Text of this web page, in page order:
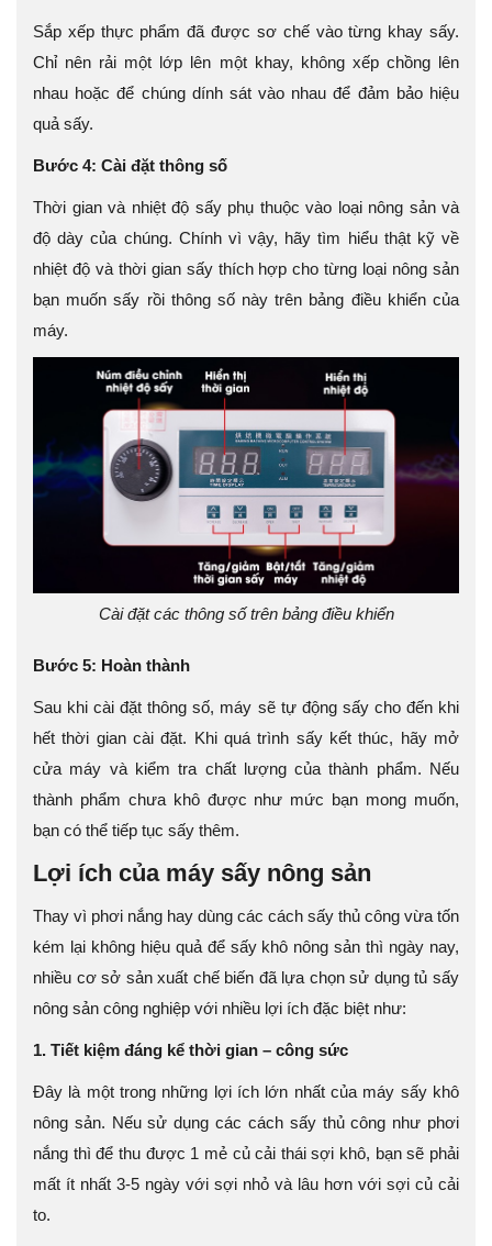
Sắp xếp thực phẩm đã được sơ chế vào từng khay sấy.
Chỉ nên rải một lớp lên một khay, không xếp chồng lên
nhau hoặc để chúng dính sát vào nhau để đảm bảo hiệu
quả sấy.
Bước 4: Cài đặt thông số
Thời gian và nhiệt độ sấy phụ thuộc vào loại nông sản và
độ dày của chúng. Chính vì vậy, hãy tìm hiểu thật kỹ về
nhiệt độ và thời gian sấy thích hợp cho từng loại nông sản
bạn muốn sấy rồi thông số này trên bảng điều khiển của
máy.
Cài đặt các thông số trên bảng điều khiển
Bước 5: Hoàn thành
Sau khi cài đặt thông số, máy sẽ tự động sấy cho đến khi
hết thời gian cài đặt. Khi quá trình sấy kết thúc, hãy mở
cửa máy và kiểm tra chất lượng của thành phẩm. Nếu
thành phẩm chưa khô được như mức bạn mong muốn,
bạn có thể tiếp tục sấy thêm.
Lợi ích của máy sấy nông sản
Thay vì phơi nắng hay dùng các cách sấy thủ công vừa tốn
kém lại không hiệu quả để sấy khô nông sản thì ngày nay,
nhiều cơ sở sản xuất chế biến đã lựa chọn sử dụng tủ sấy
nông sản công nghiệp với nhiều lợi ích đặc biệt như:
1. Tiết kiệm đáng kể thời gian – công sức
Đây là một trong những lợi ích lớn nhất của máy sấy khô
nông sản. Nếu sử dụng các cách sấy thủ công như phơi
nắng thì để thu được 1 mẻ củ cải thái sợi khô, bạn sẽ phải
mất ít nhất 3-5 ngày với sợi nhỏ và lâu hơn với sợi củ cải
to.